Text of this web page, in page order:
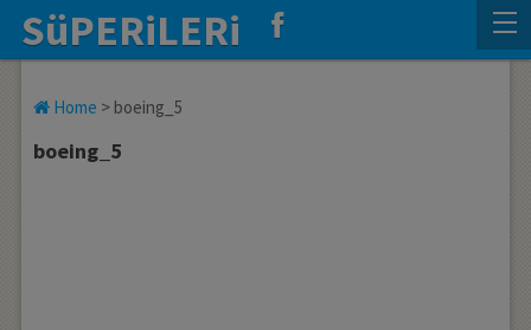
SüPERiLERi
Home > boeing_5
boeing_5